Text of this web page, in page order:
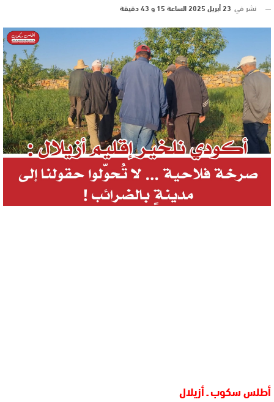
نشر في 23 أبريل 2025 الساعة 15 و 43 دقيقة
أطلس سكوب ـ أزيلال